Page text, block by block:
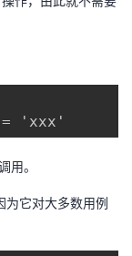
= 'xxx'
用。
它对大多数用例